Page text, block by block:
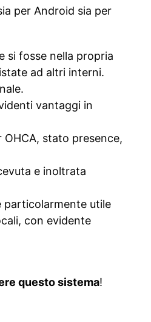
per Android sia per
si fosse nella propria
ad altri interni.
vantaggi in
stato presence,
e inoltrata
particolarmente utile
con evidente
questo sistema!